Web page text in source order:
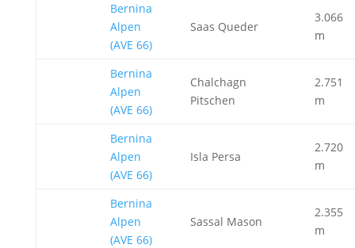
Bernina
Alpen
(AVE 66)
Saas Queder
3.066
m
Bernina
Alpen
(AVE 66)
Chalchagn
Pitschen
2.751
m
Bernina
Alpen
(AVE 66)
Isla Persa
2.720
m
Bernina
Alpen
(AVE 66)
Sassal Mason
2.355
m